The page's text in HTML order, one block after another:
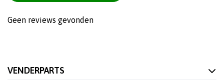
Geen reviews gevonden
VENDERPARTS